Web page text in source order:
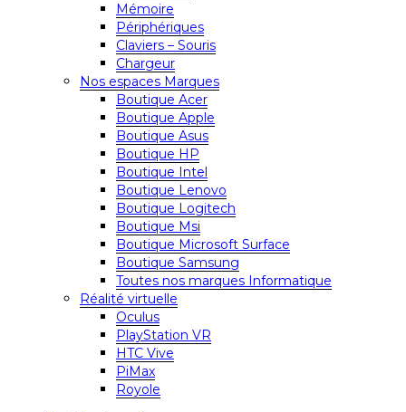
Mémoire
Périphériques
Claviers – Souris
Chargeur
Nos espaces Marques
Boutique Acer
Boutique Apple
Boutique Asus
Boutique HP
Boutique Intel
Boutique Lenovo
Boutique Logitech
Boutique Msi
Boutique Microsoft Surface
Boutique Samsung
Toutes nos marques Informatique
Réalité virtuelle
Oculus
PlayStation VR
HTC Vive
PiMax
Royole